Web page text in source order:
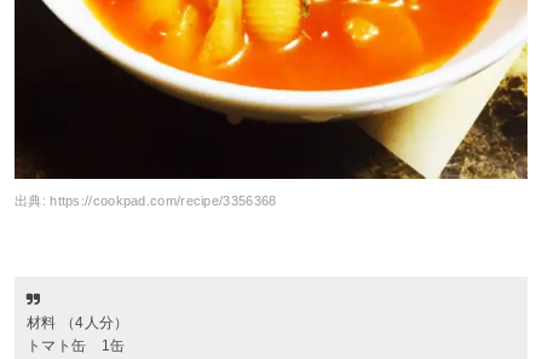
出典: https://cookpad.com/recipe/3356368
材料 （4人分）
トマト缶 1缶